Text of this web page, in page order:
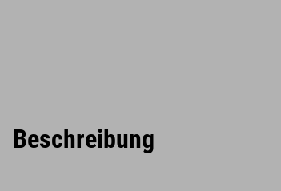
Beschreibung